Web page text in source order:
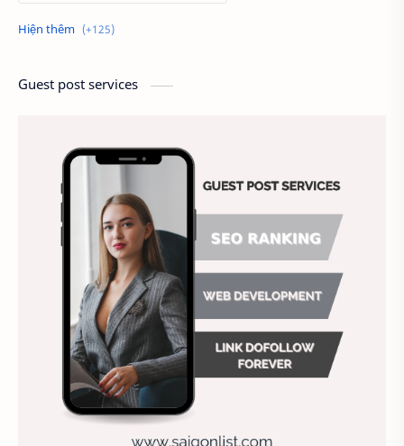
Cách tính lương
Chất lượng dịch vụ Chiến lược nhân sự
Chiến lược quản lý
Chung Chụp ảnh tự sướng
công ty may Công ty sơn
Công việc hiệu quả Công việc khách sạn
Doanh nghiệp Duy trì doanh nghiệp
Đánh giá nhân viên
Guest post services